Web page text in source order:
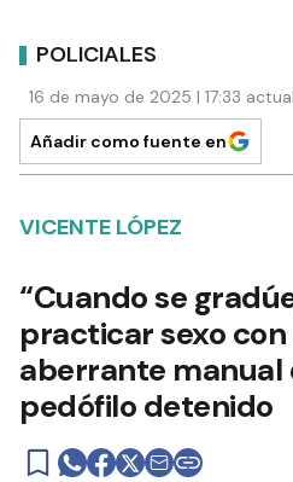
POLICIALES
16 de mayo de 2025 | 17:33
Añadir como fuente en
VICENTE LÓPEZ
“Cuando se
practicar sexo con
aberrante manual
pedófilo detenido